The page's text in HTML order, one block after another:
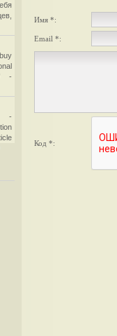
Имя *:
Email *:
Код *: